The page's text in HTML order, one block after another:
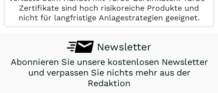
Zertifikate sind hoch risikoreiche Produkte und
nicht für langfristige Anlagestrategien geeignet.
Newsletter
Abonnieren Sie unsere kostenlosen Newsletter
und verpassen Sie nichts mehr aus der
Redaktion